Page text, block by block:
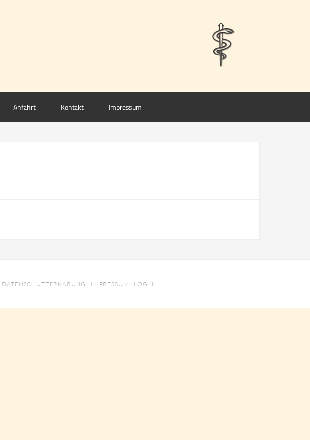
Anfahrt Kontakt Impressum
DATENSCHUTZERKÄRUNG · IMPRESSUM · LOG IN